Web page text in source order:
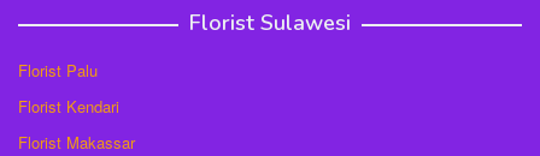
Florist Sulawesi
Florist Palu
Florist Kendari
Florist Makassar